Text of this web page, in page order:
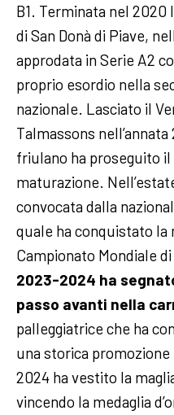
B1. Terminata nel 2020
di San Donà di Piave,
approdata in Serie A2
proprio esordio nella
nazionale. Lasciato il
Talmassons
friulano ha proseguito
maturazione.
convocata dalla
quale ha conquistato la
Campionato Mondiale
2023-2024 ha
passo avanti nella
palleggiatrice che ha
una storica promozione
2024 ha vestito la
vincendo la medaglia